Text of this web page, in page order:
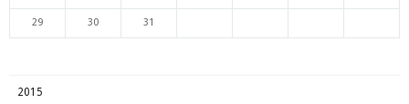
29 30 31
2015